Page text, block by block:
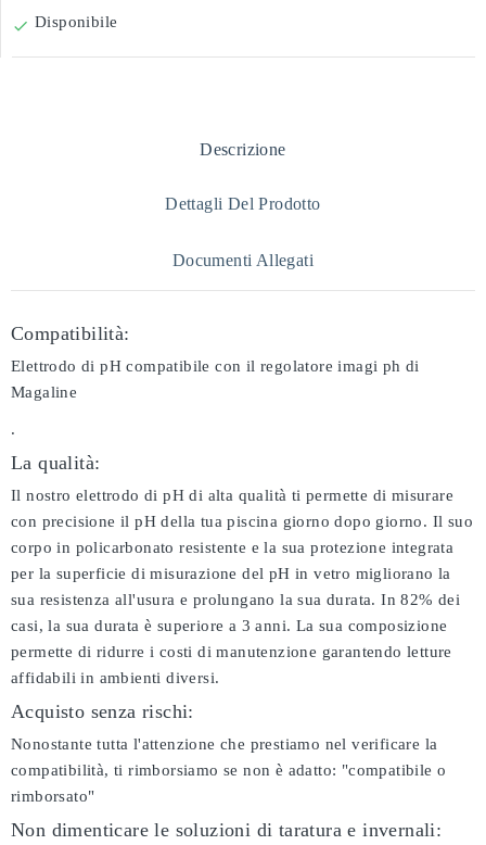
 Disponibile
Descrizione
Dettagli Del Prodotto
Documenti Allegati
Compatibilità:
Elettrodo di pH compatibile con il regolatore imagi ph di
Magaline
.
La qualità:
Il nostro elettrodo di pH di alta qualità ti permette di misurare
con precisione il pH della tua piscina giorno dopo giorno. Il suo
corpo in policarbonato resistente e la sua protezione integrata
per la superficie di misurazione del pH in vetro migliorano la
sua resistenza all'usura e prolungano la sua durata. In 82% dei
casi, la sua durata è superiore a 3 anni. La sua composizione
permette di ridurre i costi di manutenzione garantendo letture
affidabili in ambienti diversi.
Acquisto senza rischi:
Nonostante tutta l'attenzione che prestiamo nel verificare la
compatibilità, ti rimborsiamo se non è adatto: "compatibile o
rimborsato"
Non dimenticare le soluzioni di taratura e invernali: